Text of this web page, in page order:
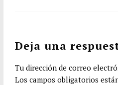
Deja una
Tu dirección de correo
Los campos obligatorios